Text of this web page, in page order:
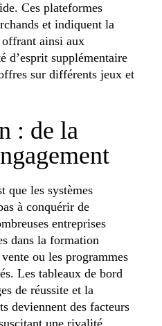
Ces plateformes
et indiquent la
ainsi aux
d’esprit supplémentaire
sur différents jeux et
: de la
que les systèmes
à conquérir de
entreprises
dans la formation
ou les programmes
Les tableaux de bord
de réussite et la
deviennent des facteurs
une rivalité